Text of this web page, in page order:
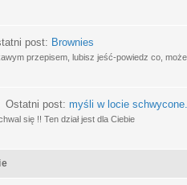
post: Brownies
przepisem, lubisz jeść-powiedz co,
Ostatni post: myśli w locie
się !! Ten dział jest dla Ciebie